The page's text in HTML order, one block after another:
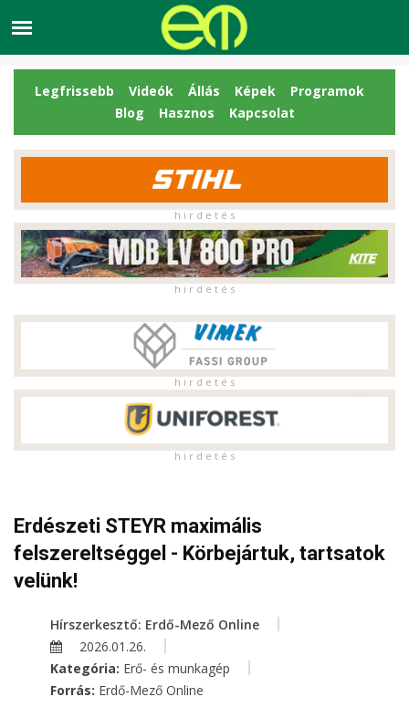
Legfrissebb Videók Állás Képek
Programok
Blog
Hasznos Kapcsolat
h i r d e t é s
h i r d e t é s
h i r d e t é s
h i r d e t é s
Erdészeti STEYR maximális
felszereltséggel - Körbejártuk, tartsatok
velünk!
Hírszerkesztő: Erdő-Mező Online
2026.01.26.
Kategória: Erő- és munkagép
Forrás: Erdő-Mező Online